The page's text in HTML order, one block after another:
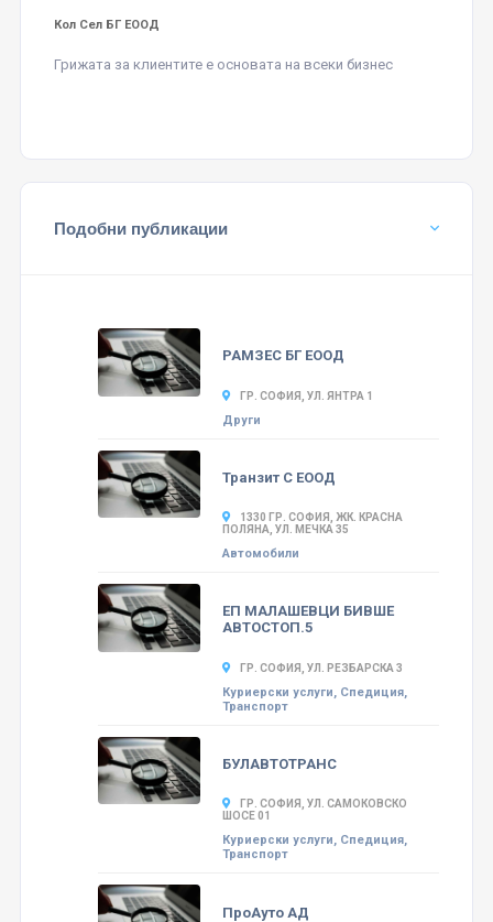
Кол Сел БГ ЕООД
Грижата за клиентите е основата на всеки бизнес
Подобни публикации
РАМЗЕС БГ ЕООД
ГР. СОФИЯ, УЛ. ЯНТРА 1
Други
Транзит С ЕООД
1330 ГР. СОФИЯ, ЖК. КРАСНА
ПОЛЯНА, УЛ. МЕЧКА 35
Автомобили
ЕП МАЛАШЕВЦИ БИВШЕ
АВТОСТОП.5
ГР. СОФИЯ, УЛ. РЕЗБАРСКА 3
Куриерски услуги, Спедиция,
Транспорт
БУЛАВТОТРАНС
ГР. СОФИЯ, УЛ. САМОКОВСКО
ШОСЕ 01
Куриерски услуги, Спедиция,
Транспорт
ПроАуто АД